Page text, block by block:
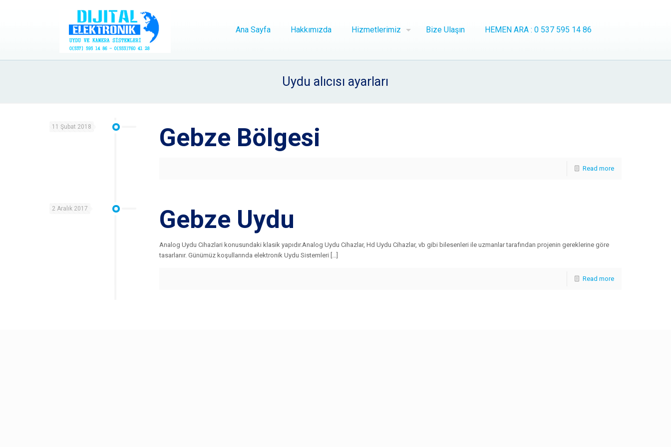
Ana Sayfa Hakkımızda Hizmetlerimiz Bize Ulaşın HEMEN ARA : 0 537 595 14 86
Uydu alıcısı ayarları
11 Şubat 2018 Gebze Bölgesi
Read more
2 Aralık 2017 Gebze Uydu
Analog Uydu Cihazlari konusundaki klasik yapıdır.Analog Uydu Cihazlar, Hd Uydu Cihazlar, vb gibi bilesenleri ile uzmanlar tarafından projenin gereklerine göre
tasarlanır. Günümüz koşullarında elektronik Uydu Sistemleri […]
Read more